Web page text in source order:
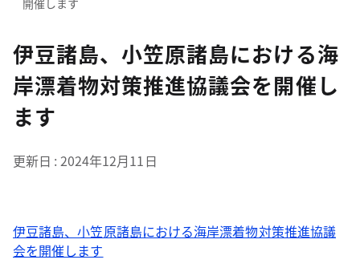
開催します
伊豆諸島、小笠原諸島における海
岸漂着物対策推進協議会を開催し
ます
更新日 2024年12月11日
伊豆諸島、小笠原諸島における海岸漂着物対策推進協議
会を開催します